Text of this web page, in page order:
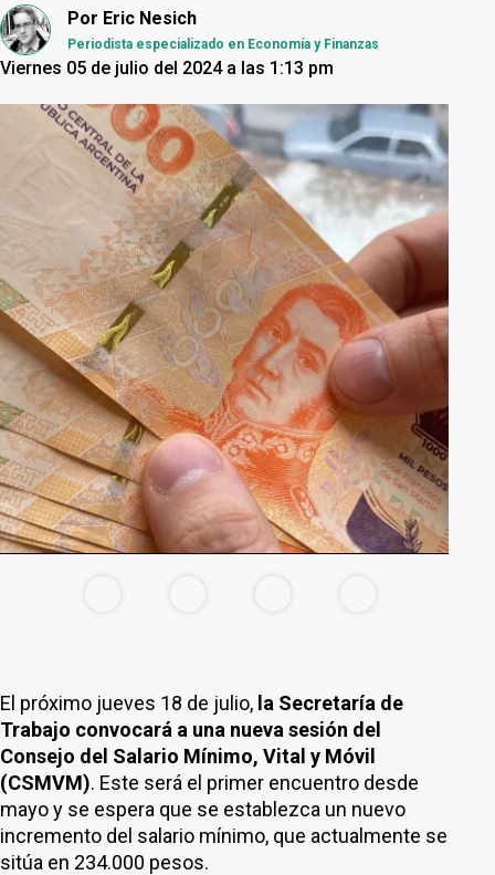
Por Eric Nesich
Periodista especializado en Economía y Finanzas
Viernes 05 de julio del 2024 a las 1:13 pm
El próximo jueves 18 de julio, la Secretaría de
Trabajo convocará a una nueva sesión del
Consejo del Salario Mínimo, Vital y Móvil
(CSMVM). Este será el primer encuentro desde
mayo y se espera que se establezca un nuevo
incremento del salario mínimo, que actualmente se
sitúa en 234.000 pesos.